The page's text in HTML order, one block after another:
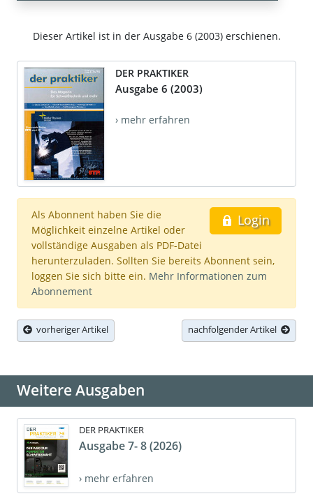
Dieser Artikel ist in der Ausgabe 6 (2003) erschienen.
DER PRAKTIKER
Ausgabe 6 (2003)
› mehr erfahren
Login
Als Abonnent haben Sie die
Möglichkeit einzelne Artikel oder
vollständige Ausgaben als PDF-Datei
herunterzuladen. Sollten Sie bereits Abonnent sein,
loggen Sie sich bitte ein. Mehr Informationen zum
Abonnement
vorheriger Artikel nachfolgender Artikel
Weitere Ausgaben
DER PRAKTIKER
Ausgabe 7- 8 (2026)
› mehr erfahren